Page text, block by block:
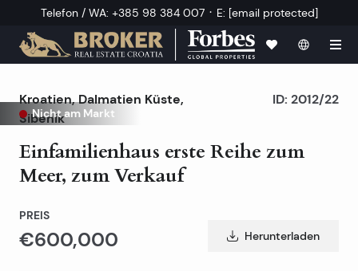
Telefon / WA: +385 98 384 007 · E: [email protected]
Nicht am Markt
Kroatien,Dalmatien Küste,
Sibenik
Einfamilienhaus erste Reihe zum
Meer, zum Verkauf
ID: 2012/22
PREIS
€600,000 Herunterladen